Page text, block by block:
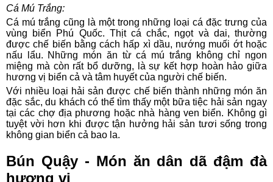
Cá Mú Trắng:
Cá mú trắng cũng là một trong những loại cá đặc trưng của
vùng biển Phú Quốc. Thịt cá chắc, ngọt và dai, thường
được chế biến bằng cách hấp xì dầu, nướng muối ớt hoặc
nấu lẩu. Những món ăn từ cá mú trắng không chỉ ngon
miệng mà còn rất bổ dưỡng, là sự kết hợp hoàn hảo giữa
hương vị biển cả và tâm huyết của người chế biến.
Với nhiều loại hải sản được chế biến thành những món ăn
đặc sắc, du khách có thể tìm thấy một bữa tiệc hải sản ngay
tại các chợ địa phương hoặc nhà hàng ven biển. Không gì
tuyệt vời hơn khi được tận hưởng hải sản tươi sống trong
không gian biển cả bao la.
Bún Quậy - Món ăn dân dã đậm đà
hương vị